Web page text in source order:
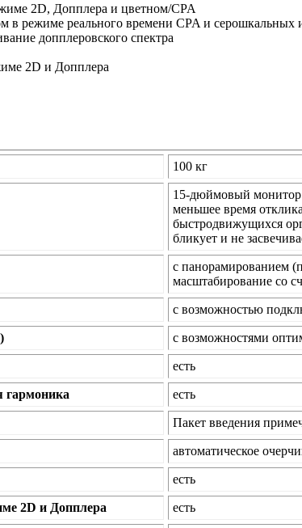
2D, Допплера и цветном/CPA
режиме реального времени CPA и серошкальных
допплеровского спектра
2D и Допплера
100 кг
15-дюймовый монитор
меньшее время
быстродвижущихся
бликует и не
с панорамированием
масштабирование со
с возможностью
с возможностями
есть
гармоника есть
Пакет введения
автоматическое
есть
2D и Допплера есть